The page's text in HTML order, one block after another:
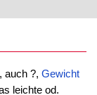
auch ?, Gewicht
leichte od.